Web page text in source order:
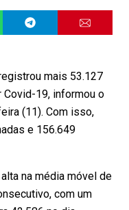
mais 53.127
19, informou o
(11). Com isso,
e 156.649
na média móvel de
com um